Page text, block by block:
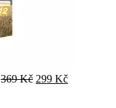
369Kč Původní
299 KčAktuální